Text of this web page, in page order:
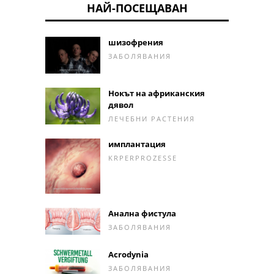
НАЙ-ПОСЕЩАВАН
шизофрения
ЗАБОЛЯВАНИЯ
Нокът на африканския
дявол
ЛЕЧЕБНИ РАСТЕНИЯ
имплантация
KRPERPROZESSE
Анална фистула
ЗАБОЛЯВАНИЯ
Acrodynia
ЗАБОЛЯВАНИЯ